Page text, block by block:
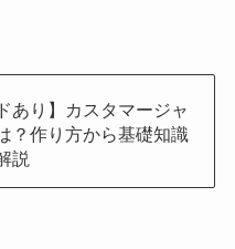
あり】カスタマージャ
？作り方から基礎知識
説